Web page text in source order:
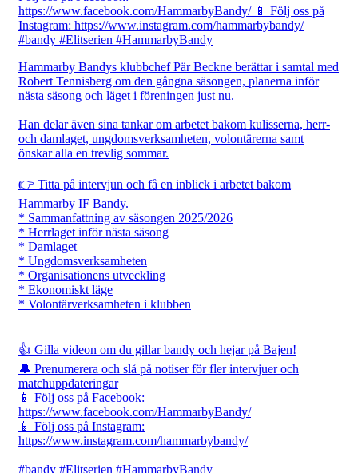
Hammarby Bandys klubbchef Pär Beckne berättar i samtal med
Robert Tennisberg om den gångna säsongen, planerna inför
nästa säsong och läget i föreningen just nu.
Han delar även sina tankar om arbetet bakom kulisserna, herr-
och damlaget, ungdomsverksamheten, volontärerna samt
önskar alla en trevlig sommar.
👉 Titta på intervjun och få en inblick i arbetet bakom
Hammarby IF Bandy.
* Sammanfattning av säsongen 2025/2026
* Herrlaget inför nästa säsong
* Damlaget
* Ungdomsverksamheten
* Organisationens utveckling
* Ekonomiskt läge
* Volontärverksamheten i klubben
👍 Gilla videon om du gillar bandy och hejar på Bajen!
🔔 Prenumerera och slå på notiser för fler intervjuer och
matchuppdateringar
📱 Följ oss på Facebook:
https://www.facebook.com/HammarbyBandy/
📱 Följ oss på Instagram:
https://www.instagram.com/hammarbybandy/
#bandy #Elitserien #HammarbyBandy